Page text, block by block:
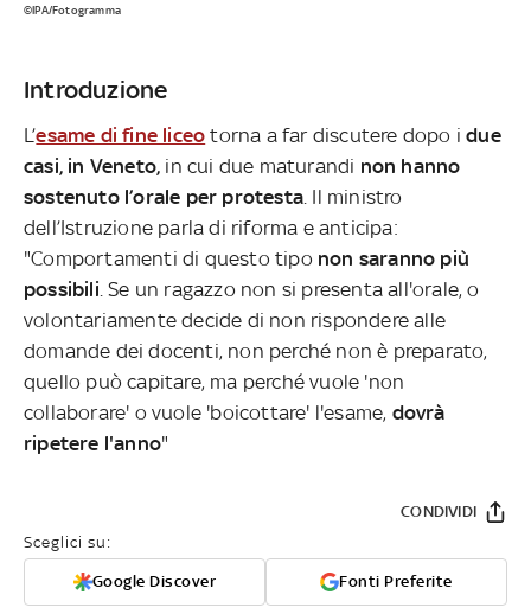
©IPA/Fotogramma
Introduzione
L’esame di fine liceo torna a far discutere dopo idue
casi, in Veneto, in cui due maturandi non hanno
sostenuto l’orale per protesta . Il ministro
dell’Istruzione parla di riforma e anticipa:
"Comportamenti di questo tipo non saranno più
possibili . Se un ragazzo non si presenta all'orale, o
volontariamente decide di non rispondere alle
domande dei docenti, non perché non è preparato,
quello può capitare, ma perché vuole 'non
collaborare' o vuole 'boicottare' l'esame, dovrà
ripetere l'anno"
Sceglici su:
Google Discover Fonti Preferite
CONDIVIDI